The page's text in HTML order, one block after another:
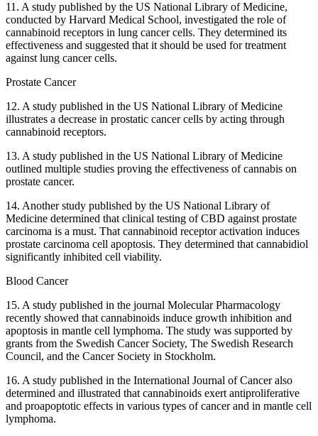
11. A study published by the US National Library of Medicine,
conducted by Harvard Medical School, investigated the role of
cannabinoid receptors in lung cancer cells. They determined its
effectiveness and suggested that it should be used for treatment
against lung cancer cells.
Prostate Cancer
12. A study published in the US National Library of Medicine
illustrates a decrease in prostatic cancer cells by acting through
cannabinoid receptors.
13. A study published in the US National Library of Medicine
outlined multiple studies proving the effectiveness of cannabis on
prostate cancer.
14. Another study published by the US National Library of
Medicine determined that clinical testing of CBD against prostate
carcinoma is a must. That cannabinoid receptor activation induces
prostate carcinoma cell apoptosis. They determined that cannabidiol
significantly inhibited cell viability.
Blood Cancer
15. A study published in the journal Molecular Pharmacology
recently showed that cannabinoids induce growth inhibition and
apoptosis in mantle cell lymphoma. The study was supported by
grants from the Swedish Cancer Society, The Swedish Research
Council, and the Cancer Society in Stockholm.
16. A study published in the International Journal of Cancer also
determined and illustrated that cannabinoids exert antiproliferative
and proapoptotic effects in various types of cancer and in mantle cell
lymphoma.